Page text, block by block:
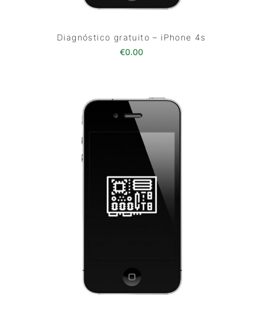
Diagnóstico gratuito – iPhone 4s
€0.00